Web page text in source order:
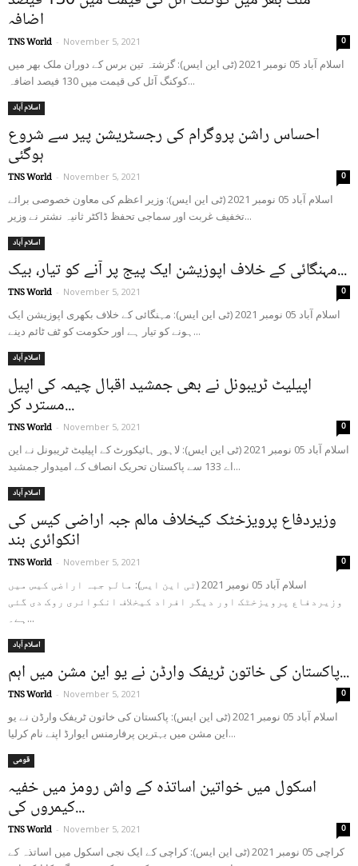
اضافہ
TNS World - November 5, 2021 0
اسلام آباد 05 نومبر 2021 (ٹی این ایس): گزشتہ تین برس کے دوران ملک بھر میں
کوکنگ آئل کی قیمت میں 130 فیصد اضافہ...
اسلام آباد
احساس راشن پروگرام کی رجسٹریشن پیر سے شروع
ہوگئی
TNS World - November 5, 2021 0
اسلام آباد 05 نومبر 2021 (ٹی این ایس): وزیر اعظم کی معاون خصوصی برائے
تخفیف غربت اور سماجی تحفظ ڈاکٹر ثانیہ نشتر نے وزیر...
اسلام آباد
مہنگائی کے خلاف اپوزیشن ایک پیج پر آنے کو تیار، بیک...
TNS World - November 5, 2021 0
اسلام آباد 05 نومبر 2021 (ٹی این ایس): مہنگائی کے خلاف بکھری اپوزیشن ایک
ہونے کو تیار ہے اور حکومت کو ٹف ٹائم دینے...
اسلام آباد
اپیلیٹ ٹریبونل نے بھی جمشید اقبال چیمہ کی اپیل
مسترد کر...
TNS World - November 5, 2021 0
اسلام آباد 05 نومبر 2021 (ٹی این ایس): لاہور ہائیکورٹ کے اپیلیٹ ٹریبونل نے این
اے 133 سے پاکستان تحریک انصاف کے امیدوار جمشید...
اسلام آباد
وزیردفاع پرویزخٹک کیخلاف مالم جبہ اراضی کیس کی
انکوائری بند
TNS World - November 5, 2021 0
اسلام آباد 05 نومبر 2021 (ٹی این ایس): مالم جبہ اراضی کیس میں
وزیردفاع پرویزخٹک اور دیگر افراد کیخلاف انکوائری روک دی گئی
ہے۔...
اسلام آباد
پاکستان کی خاتون ٹریفک وارڈن نے یو این مشن میں اہم...
TNS World - November 5, 2021 0
اسلام آباد 05 نومبر 2021 (ٹی این ایس): پاکستان کی خاتون ٹریفک وارڈن نے یو
این مشن میں بہترین پرفارمنس ایوارڈ اپنے نام کرلیا...
قومی
اسکول میں خواتین اساتذہ کے واش رومز میں خفیہ
کیمروں کی...
TNS World - November 5, 2021 0
کراچی 05 نومبر 2021 (ٹی این ایس): کراچی کے ایک نجی اسکول میں اساتذہ کے